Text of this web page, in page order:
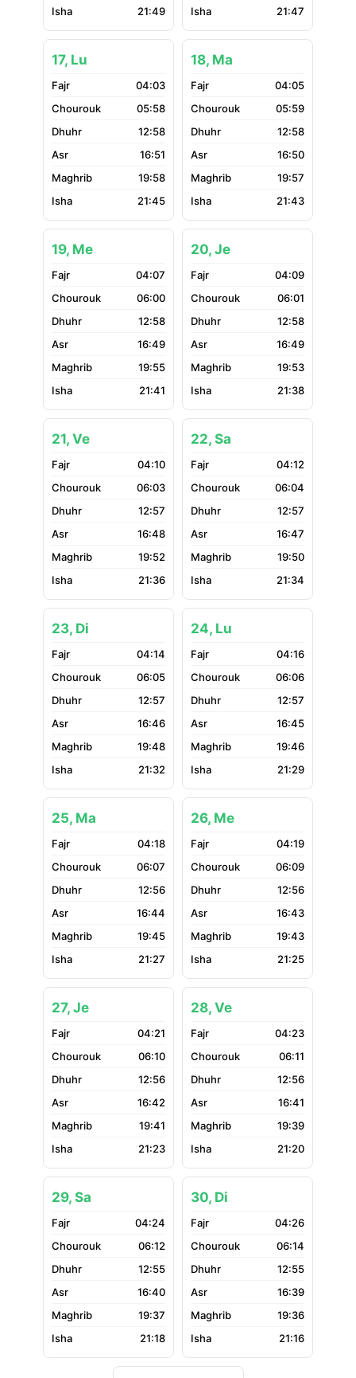
21:49 21:47
17, Lu
04:03
05:58
12:58
16:51
19:58
21:45
18, Ma
04:05
05:59
12:58
16:50
19:57
21:43
19, Me
04:07
06:00
12:58
16:49
19:55
21:41
20, Je
04:09
06:01
12:58
16:49
19:53
21:38
21, Ve
04:10
06:03
12:57
16:48
19:52
21:36
22, Sa
04:12
06:04
12:57
16:47
19:50
21:34
23, Di
04:14
06:05
12:57
16:46
19:48
21:32
24, Lu
04:16
06:06
12:57
16:45
19:46
21:29
25, Ma
04:18
06:07
12:56
16:44
19:45
21:27
26, Me
04:19
06:09
12:56
16:43
19:43
21:25
27, Je
04:21
06:10
12:56
16:42
19:41
21:23
28, Ve
04:23
06:11
12:56
16:41
19:39
21:20
29, Sa
04:24
06:12
12:55
16:40
19:37
21:18
30, Di
04:26
06:14
12:55
16:39
19:36
21:16